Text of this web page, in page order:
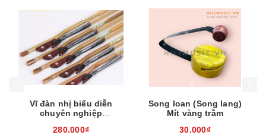
Vĩ đàn nhị biểu diễn
chuyên nghiệp
280.000₫
Song loan (Song lang)
Mít vàng trầm
30.000₫
Mua hàng